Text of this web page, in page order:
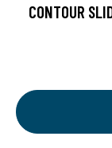
CONTOUR